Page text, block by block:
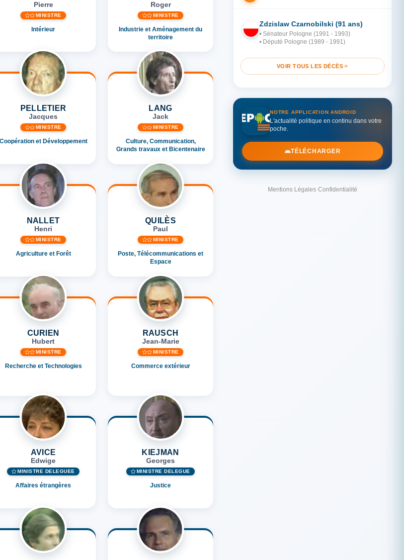
Pierre
MINISTRE
Intérieur
Roger
MINISTRE
Industrie et Aménagement du
territoire
PELLETIER
Jacques
MINISTRE
Coopération et Développement
LANG
Jack
MINISTRE
Culture, Communication,
Grands travaux et Bicentenaire
NALLET
Henri
MINISTRE
Agriculture et Forêt
QUILÈS
Paul
MINISTRE
Poste, Télécommunications et
Espace
CURIEN
Hubert
MINISTRE
Recherche et Technologies
RAUSCH
Jean-Marie
MINISTRE
Commerce extérieur
AVICE
Edwige
MINISTRE DÉLÉGUÉE
Affaires étrangères
KIEJMAN
Georges
MINISTRE DÉLÉGUÉ
Justice
PO
Zdzislaw Czarnobilski (91 ans)
• Sénateur Pologne (1991 - 1993)
• Député Pologne (1989 - 1991)
VOIR TOUS LES DÉCÈS
NOTRE APPLICATION ANDROID
L'actualité politique en continu dans votre
poche.
TÉLÉCHARGER
Mentions Légales·Confidentialité